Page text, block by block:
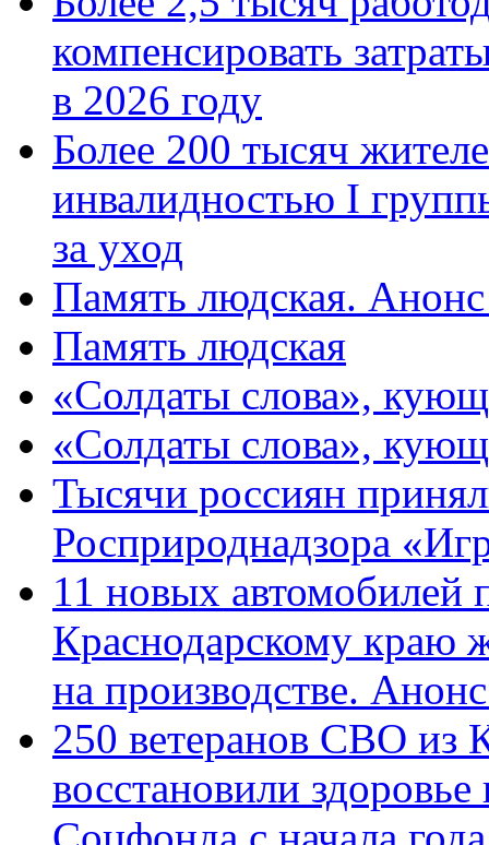
компенсировать
в 2026 году
Более 200 тысяч
инвалидностью I
за уход
Память людская.
Память людская
«Солдаты слова»,
«Солдаты слова»,
Тысячи россиян
Росприроднадзора
11 новых автомобилей
Краснодарскому краю
на производстве.
250 ветеранов СВО из
восстановили